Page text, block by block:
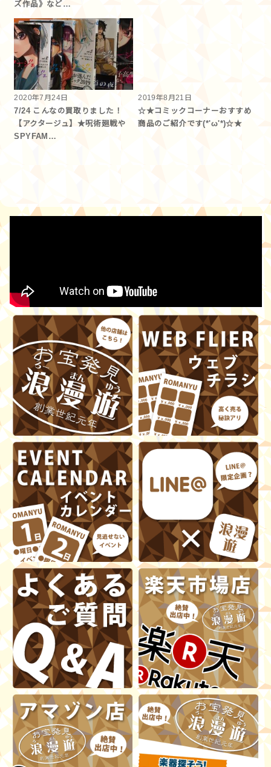
ズ作品》など…
2020年7月24日
7/24 こんなの買取りました！
【アクタージュ】★呪術廻戦や
SPYFAM…
2019年8月21日
☆★コミックコーナーおすすめ
商品のご紹介です(*'ω'*)☆★